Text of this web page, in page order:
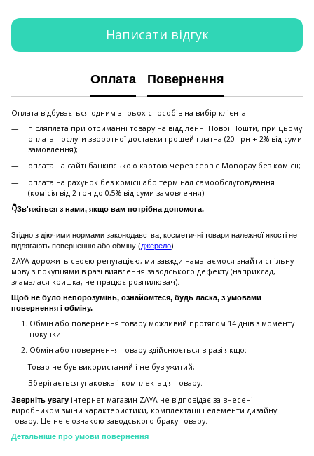
Написати відгук
Оплата Повернення
Оплата відбувається одним з трьох способів на вибір клієнта:
післяплата при отриманні товару на відділенні Нової Пошти, при цьому
оплата послуги зворотної доставки грошей платна (20 грн + 2% від суми
замовлення);
оплата на сайті банківською картою через сервіс Monopay без комісії;
оплата на рахунок без комісії або термінал самообслуговування
(комісія від 2 грн до 0,5% від суми замовлення).
👇Зв'яжіться з нами, якщо вам потрібна допомога.
Згідно з діючими нормами законодавства, косметичні товари належної якості не
підлягають поверненню або обміну (джерело)
ZAYA дорожить своєю репутацією, ми завжди намагаємося знайти спільну
мову з покупцями в разі виявлення заводського дефекту (наприклад,
зламалася кришка, не працює розпилювач).
Щоб не було непорозумінь, ознайомтеся, будь ласка, з умовами
повернення і обміну.
Обмін або повернення товару можливий протягом 14 днів з моменту
покупки.
Обмiн або повернення товару здійснюється в разі якщо:
Товар не був використаний і не був ужитий;
Зберiгається упаковка і комплектація товару.
Зверніть увагу інтернет-магазин ZAYA не відповідає за внесені
виробником зміни характеристики, комплектації і елементи дизайну
товару. Це не є ознакою заводського браку товару.
Детальніше про умови повернення